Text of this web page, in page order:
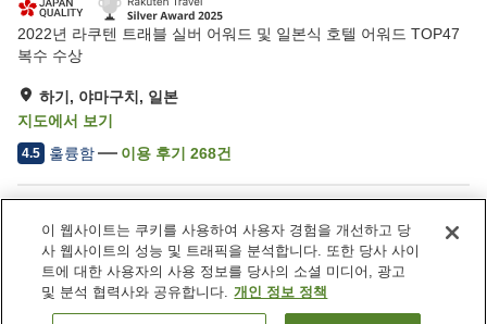
2022년 라쿠텐 트래블 실버 어워드 및 일본식 호텔 어워드 TOP47
복수 수상
하기, 야마구치, 일본
지도에서 보기
4.5 훌륭함 이용 후기 268건
주차장
암반욕
사우나
스파 / 미용실
이 웹사이트는 쿠키를 사용하여 사용자 경험을 개선하고 당
사 웹사이트의 성능 및 트래픽을 분석합니다. 또한 당사 사이
트에 대한 사용자의 사용 정보를 당사의 소셜 미디어, 광고
및 분석 협력사와 공유합니다. 개인 정보 정책